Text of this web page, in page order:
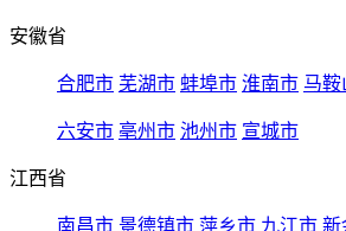
安徽省
合肥市 芜湖市 蚌埠市 淮南市 马鞍
六安市 亳州市 池州市 宣城市
江西省
南昌市 景德镇市 萍乡市 九江市 新